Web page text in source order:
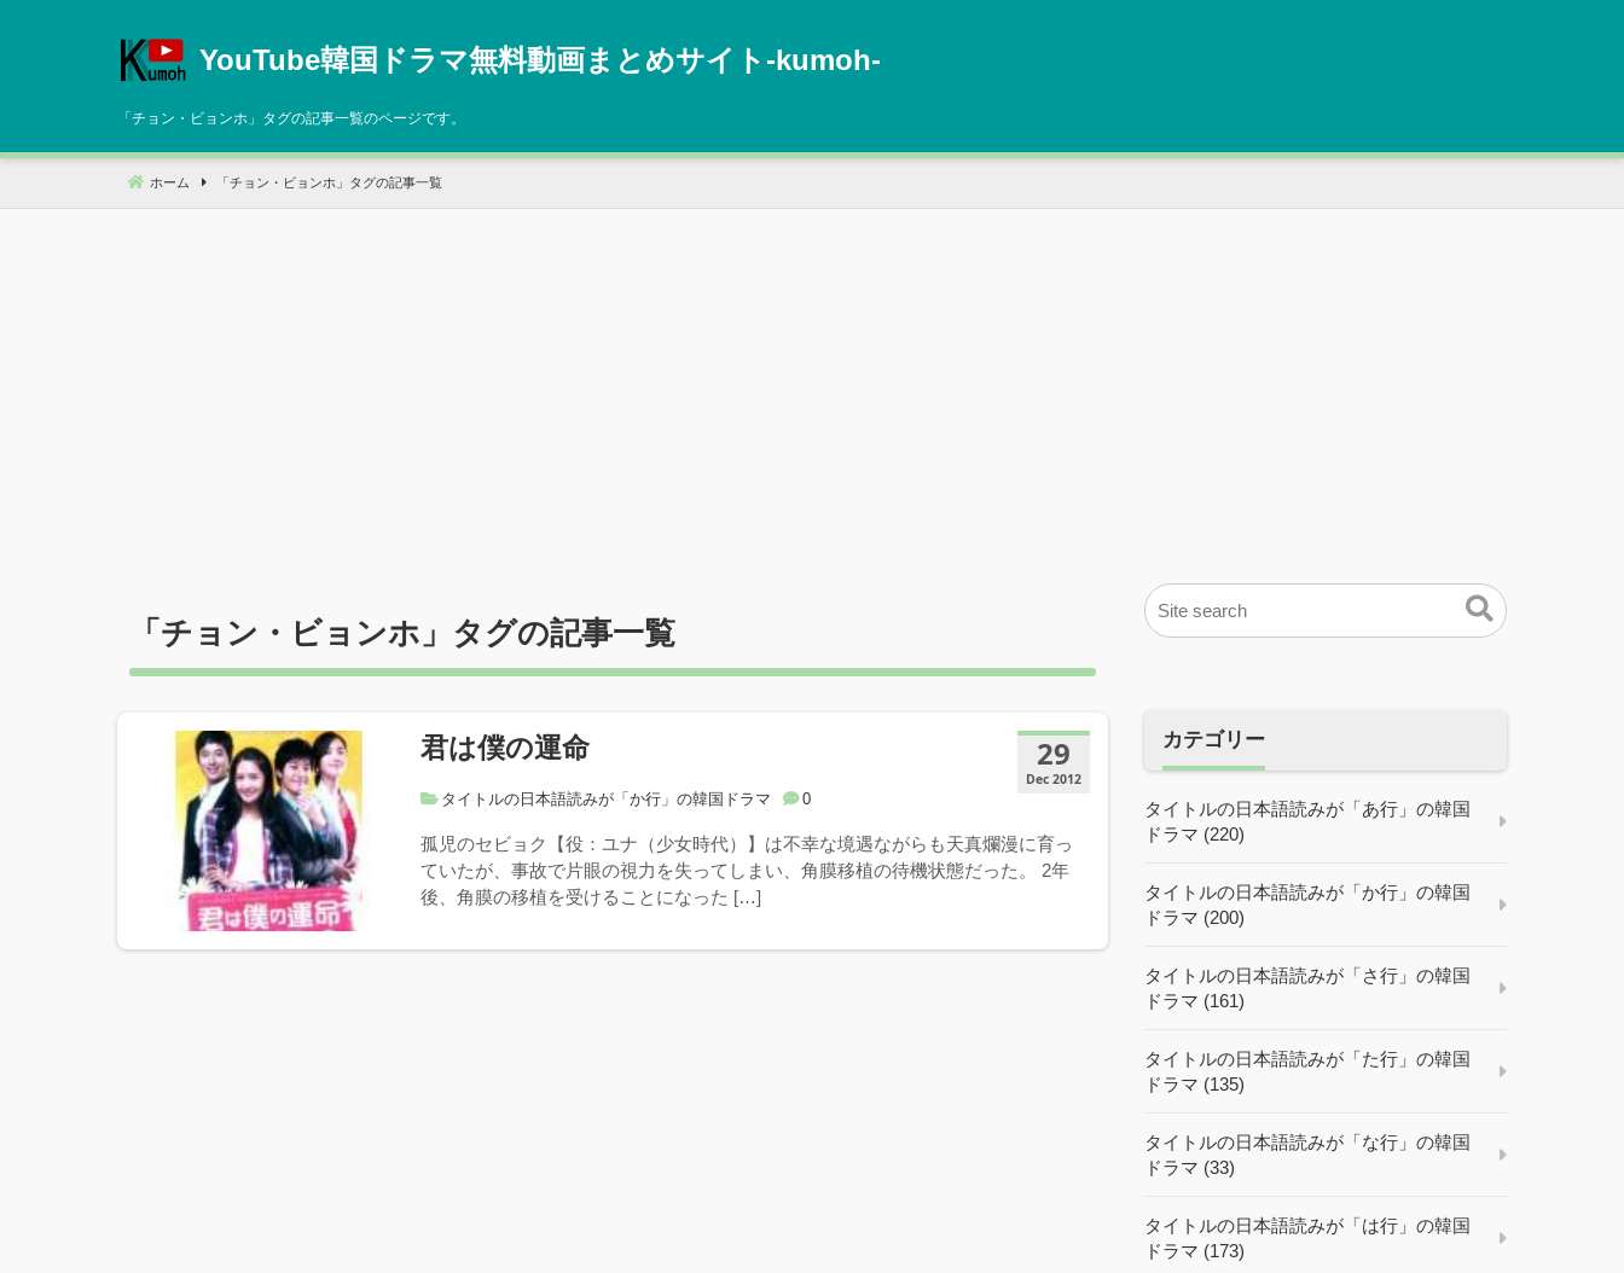
へ
動
YouTube韓国ドラマ無料動画まとめサイト‐kumoh‐
「 チョン・ビョンホ 」タグの記事一覧のページです。
ホーム 「 チョン・ビョンホ 」タグの記事一覧
「 チョン・ビョンホ 」タグの記事一覧
29
Dec 2012
君は僕の運命
タイトルの日本語読みが「か行」の韓国ドラマ 0
孤児のセビョク【役：ユナ（少女時代）】は不幸な境遇ながらも天真爛漫に育っ
ていたが、事故で片眼の視力を失ってしまい、角膜移植の待機状態だった。 2年
後、角膜の移植を受けることになった […]
カテゴリー
タイトルの日本語読みが「あ行」の韓国
ドラマ (220)
タイトルの日本語読みが「か行」の韓国
ドラマ (200)
タイトルの日本語読みが「さ行」の韓国
ドラマ (161)
タイトルの日本語読みが「た行」の韓国
ドラマ (135)
タイトルの日本語読みが「な行」の韓国
ドラマ (33)
タイトルの日本語読みが「は行」の韓国
ドラマ (173)